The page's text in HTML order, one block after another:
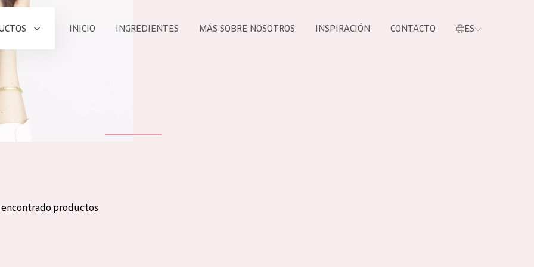
INICIO INGREDIENTES MÁS SOBRE NOSOTROS INSPIRACIÓN CONTACTO ES
encontrado productos